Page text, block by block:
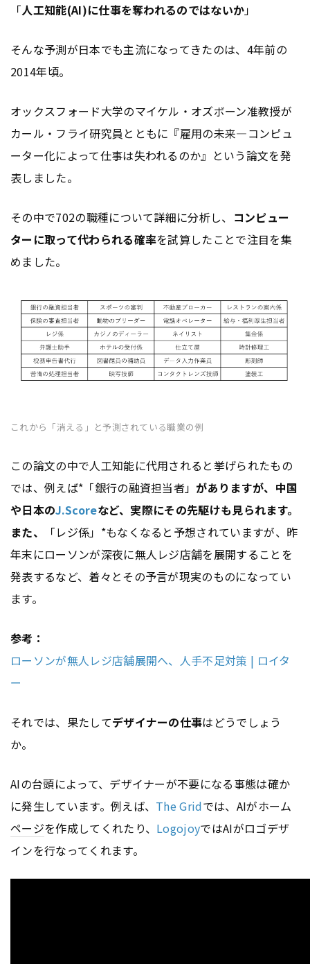
「人工知能(AI)に仕事を奪われるのではないか」
そんな予測が日本でも主流になってきたのは、4年前の
2014年頃。
オックスフォード大学のマイケル・オズボーン准教授が
カール・フライ研究員とともに『雇用の未来—コンピュ
ーター化によって仕事は失われるのか』という論文を発
表しました。
その中で702の職種について詳細に分析し、 コンピュー
ターに取って代わられる確率を試算したことで注目を集
めました。
これから「消える」と予測されている職業の例
この論文の中で人工知能に代用されると挙げられたもの
では、例えば*「銀行の融資担当者」 がありますが、中国
や日本のJ.Scoreなど、実際にその先駆けも見られます。
また、
「レジ係」*もなくなると予想されていますが、昨
年末にローソンが深夜に無人レジ店舗を展開することを
発表するなど、着々とその予言が現実のものになってい
ます。
参考：
ローソンが無人レジ店舗展開へ、人手不足対策 | ロイタ
ー
それでは、果たしてデザイナーの仕事はどうでしょう
か。
AIの台頭によって、デザイナーが不要になる事態は確か
に発生しています。例えば、 The Gridでは、AIがホーム
ページを作成してくれたり、 LogojoyではAIがロゴデザ
インを行なってくれます。